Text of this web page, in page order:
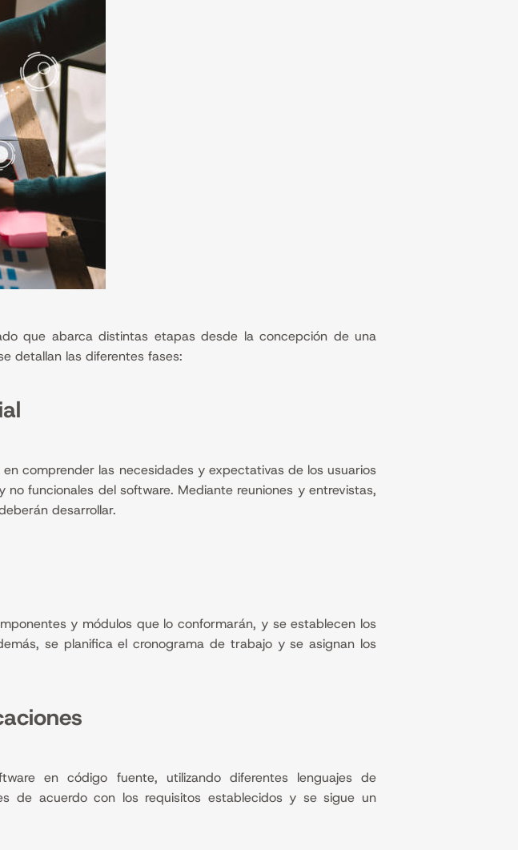
que abarca distintas etapas desde la concepción de una
detallan las diferentes fases:
comprender las necesidades y expectativas de los usuarios
no funcionales del software. Mediante reuniones y entrevistas,
desarrollar.
y módulos que lo conformarán, y se establecen los
se planifica el cronograma de trabajo y se asignan los
en código fuente, utilizando diferentes lenguajes de
de acuerdo con los requisitos establecidos y se sigue un